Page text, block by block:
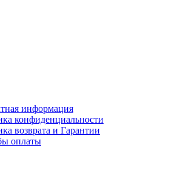
информация
конфиденциальности
возврата и Гарантии
оплаты